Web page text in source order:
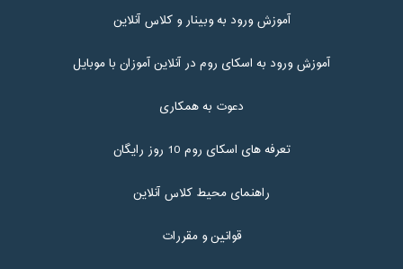
آموزش ورود به وبینار و کلاس آنلاین
آموزش ورود به اسکای روم در آنلاین آموزان با موبایل
دعوت به همکاری
تعرفه های اسکای روم 10 روز رایگان
راهنمای محیط کلاس آنلاین
قوانین و مقررات